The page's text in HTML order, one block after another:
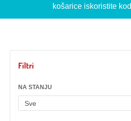
košarice iskoristite kod
Filtri
NA STANJU